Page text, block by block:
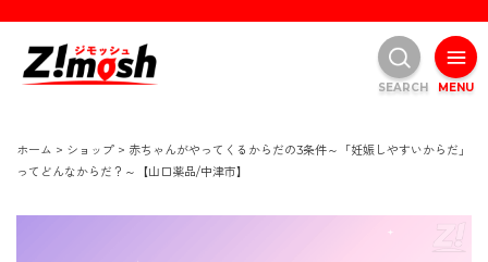
ホーム > ショップ > 赤ちゃんがやってくるからだの3条件～「妊娠しやすいからだ」
ってどんなからだ？～【山口薬品/中津市】
MENU
SEARCH